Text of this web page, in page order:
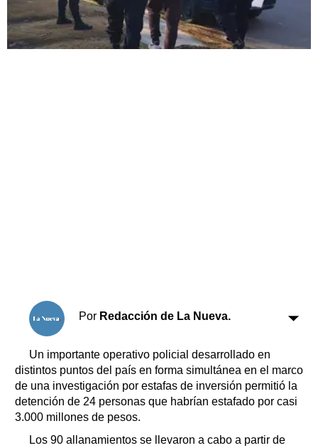
Fúnebres
Clasificados
Por Redacción de La Nueva.
Un importante operativo policial desarrollado en
distintos puntos del país en forma simultánea en el marco
de una investigación por estafas de inversión permitió la
detención de 24 personas que habrían estafado por casi
3.000 millones de pesos.
Los 90 allanamientos se llevaron a cabo a partir de